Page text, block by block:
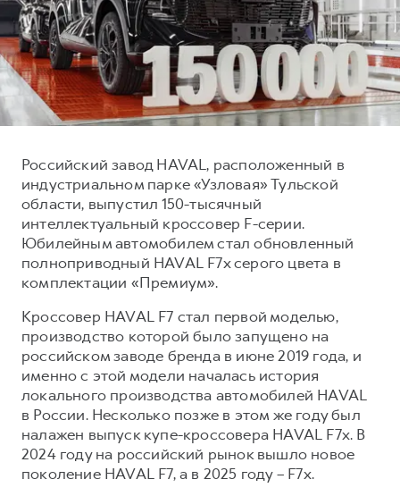
DARGO
от 3 199 000 ₽
DARGO X
от 3 499 000 ₽
от 2 899 000 ₽ от 3 599 000 ₽
POER
от 3 449 000 ₽
Тест-драйв
Трейд-ин
КРЕДИТ И СТРАХОВАНИЕ
Страхование
Кредит
КОРПОРАТИВНЫМ КЛИЕНТАМ
Для малого бизнеса
Корпоративным клиентам
Крупным корпоративным клиентам
Система управления автопарком GWM Fleet
Сервис для корпоративных клиентов
HAVAL Лизинг
СЕРВИСНОЕ ОБСЛУЖИВАНИЕ
Нулевое ТО
Программа «Помощь на дороге»
Регламенты технического обслуживания
ПОДДЕРЖКА
GWM Безопасность
Гарантия HAVAL
Мобильное приложение GWM
Программа «HAVAL Защита+»
Руководства по эксплуатации
Подписки
Автомобильные аксессуары
О дилере
Наша команда
Контакты
Российский завод HAVAL, расположенный в
индустриальном парке «Узловая» Тульской
области, выпустил 150-тысячный
интеллектуальный кроссовер F-серии.
Юбилейным автомобилем стал обновленный
полноприводный HAVAL F7x серого цвета в
комплектации «Премиум».
Кроссовер HAVAL F7 стал первой моделью,
производство которой было запущено на
российском заводе бренда в июне 2019 года, и
именно с этой модели началась история
локального производства автомобилей HAVAL
в России. Несколько позже в этом же году был
налажен выпуск купе-кроссовера HAVAL F7x. В
2024 году на российский рынок вышло новое
поколение HAVAL F7, а в 2025 году – F7x.